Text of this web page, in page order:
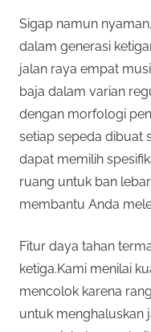
Sigap namun
dalam generasi
jalan raya empat
baja dalam varian
dengan morfologi
setiap sepeda dibuat
dapat memilih
ruang untuk ban
membantu Anda
Fitur daya tahan
ketiga.Kami menilai
mencolok karena
untuk menghaluskan